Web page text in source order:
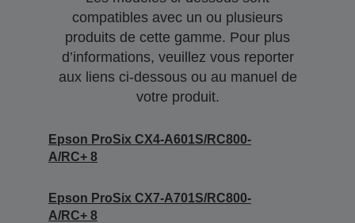
compatibles avec un ou plusieurs
produits de cette gamme. Pour plus
d’informations, veuillez vous reporter
aux liens ci-dessous ou au manuel de
votre produit.
Epson ProSix CX4-A601S/RC800-
A/RC+ 8
Epson ProSix CX7-A701S/RC800-
A/RC+ 8